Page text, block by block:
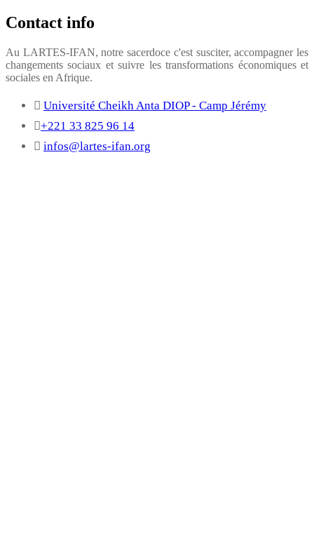
Contact info
Au LARTES-IFAN, notre sacerdoce c'est susciter, accompagner les
changements sociaux et suivre les transformations économiques et
sociales en Afrique.
Université Cheikh Anta DIOP - Camp Jérémy
+221 33 825 96 14
infos@lartes-ifan.org